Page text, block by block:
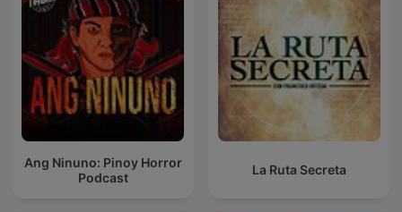
Ang Ninuno: Pinoy Horror
Podcast
La Ruta Secreta